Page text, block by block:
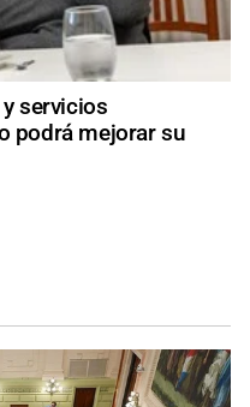
servicios
podrá mejorar su